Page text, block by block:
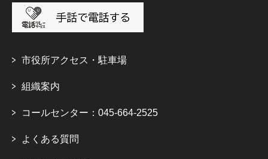
市役所アクセス・駐車場
組織案内
コールセンター：045-664-2525
よくある質問